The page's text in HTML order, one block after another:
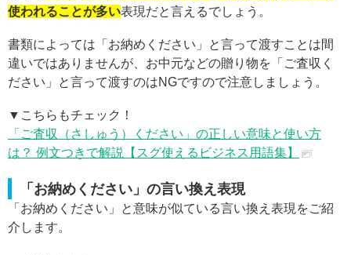
使われることが多い表現だと言えるでしょう。
書類によっては「お納めください」と言って渡すことは間
違いではありませんが、お中元などの贈り物を「ご査収く
ださい」と言って渡すのはNGですので注意しましょう。
▼こちらもチェック！
「ご査収（さしゅう）ください」の正しい意味と使い方
は？ 例文つきで解説【スグ使えるビジネス用語集】
「お納めください」の言い換え表現
「お納めください」と意味が似ている言い換え表現をご紹
介します。